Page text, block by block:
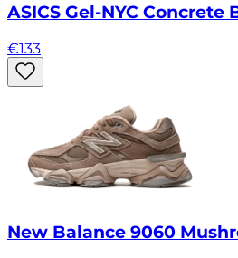
ASICS Gel-NYC Concrete
€133
New Balance 9060